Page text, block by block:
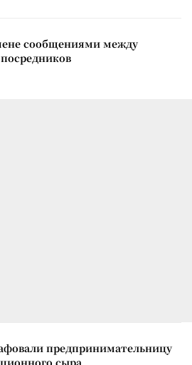
сообщениями между
предпринимательницу